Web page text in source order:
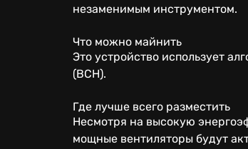
незаменимым инструментом.
Что можно майнить
Это устройство использует
(BCH).
Где лучше всего разместить
Несмотря на высокую
мощные вентиляторы будут